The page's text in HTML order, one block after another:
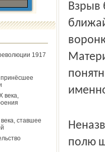
1917
века,
ставшее
Взрыв
полю